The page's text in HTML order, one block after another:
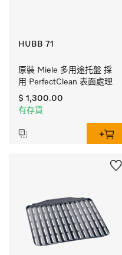
HUBB 71
原裝 Miele 多用途托盤 採
用 PerfectClean 表面處理
$ 1,300.00
有存貨